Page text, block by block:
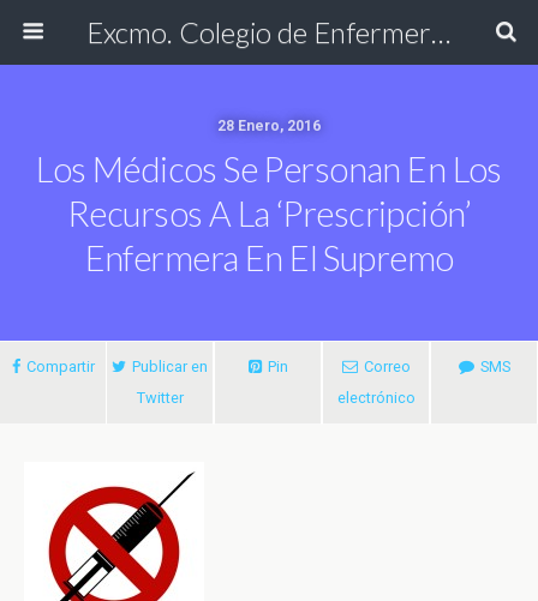
Excmo. Colegio de Enfermería de Cádiz
28 Enero, 2016
Los Médicos Se Personan En Los
Recursos A La ‘prescripción’
Enfermera En El Supremo
Compartir
Publicar en
Twitter
Pin
Correo
electrónico
SMS